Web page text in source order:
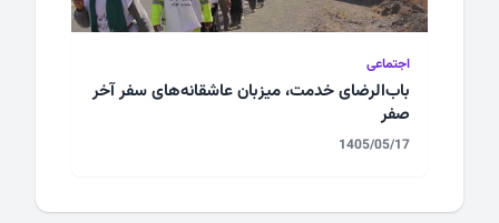
اجتماعی
باب‌الرضای خدمت، میزبان عاشقانه‌های سفر آخر
صفر
1405/05/17